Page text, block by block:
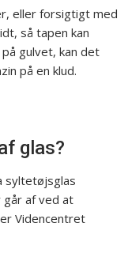
eller forsigtigt med
så tapen kan
gulvet, kan det
på en klud.
glas?
syltetøjsglas
af ved at
Videncentret